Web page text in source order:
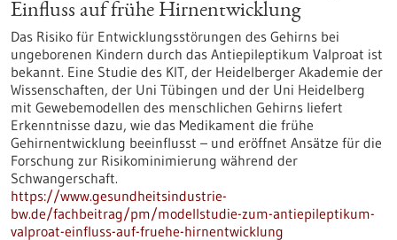
Einfluss auf frühe Hirnentwicklung
Das Risiko für Entwicklungsstörungen des Gehirns bei
ungeborenen Kindern durch das Antiepileptikum Valproat ist
bekannt. Eine Studie des KIT, der Heidelberger Akademie der
Wissenschaften, der Uni Tübingen und der Uni Heidelberg
mit Gewebemodellen des menschlichen Gehirns liefert
Erkenntnisse dazu, wie das Medikament die frühe
Gehirnentwicklung beeinflusst – und eröffnet Ansätze für die
Forschung zur Risikominimierung während der
Schwangerschaft.
https://www.gesundheitsindustrie-
bw.de/fachbeitrag/pm/modellstudie-zum-antiepileptikum-
valproat-einfluss-auf-fruehe-hirnentwicklung